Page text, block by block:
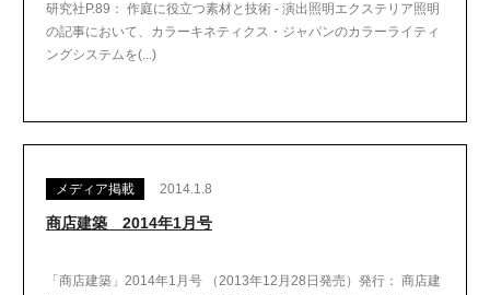
研究社P.89： 作庭に役立つ素材と技術 - 演出照明エクステリア照明
の記事において、カラーキネティクス・ジャパンのカラーライティ
ングシステムを(...)
メディア掲載 2014.1.8
商店建築 2014年1月号
「商店建築」2014年1月号 （2013年12月28日発売）発行： 商店建